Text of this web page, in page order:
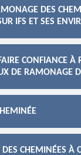
DES
IFS ET SES
CONFIANCE À
DE RAMONAGE
CHEMINÉES À